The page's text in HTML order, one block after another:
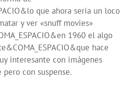
que ahora seria un loco
y ver «snuff movies»
1960 el algo
hace
interesante con imágenes
pero con suspense.